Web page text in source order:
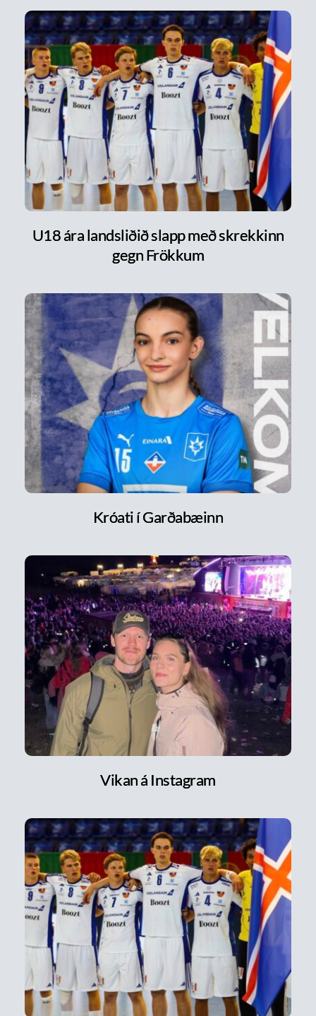
U18 ára landsliðið slapp með skrekkinn
gegn Frökkum
Króati í Garðabæinn
Vikan á Instagram